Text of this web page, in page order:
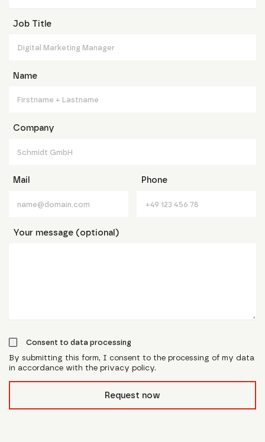
Job Title
Name
Company
Mail Phone
Your message (optional)
Consent to data processing
By submitting this form, I consent to the processing of my data
in accordance with the privacy policy.
Request now